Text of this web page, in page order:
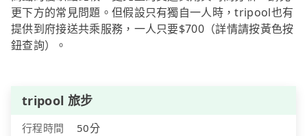
更下方的常見問題。但假設只有獨自一人時，tripool也有
提供到府接送共乘服務，一人只要$700（詳情請按黃色按
鈕查詢）。
tripool 旅步
行程時間
50分